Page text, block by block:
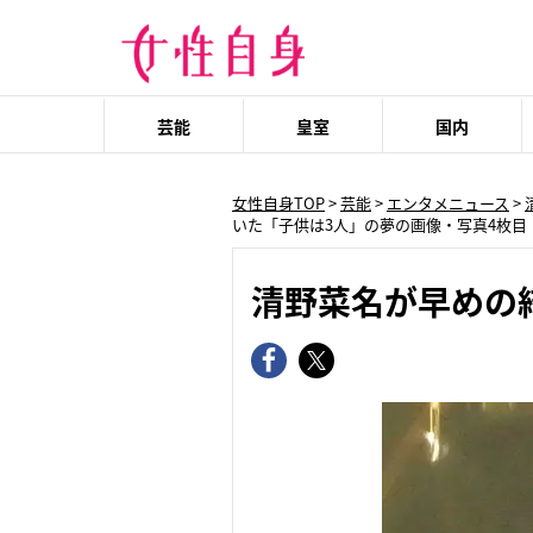
芸能 皇室 国内
女性自身TOP>芸能> エンタメニュース >
いた「子供は3人」の夢の画像・写真4枚目
清野菜名が早めの